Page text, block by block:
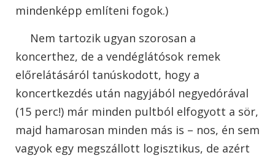
mindenképp említeni fogok.)
Nem tartozik ugyan szorosan a
koncerthez, de a vendéglátósok remek
előrelátásáról tanúskodott, hogy a
koncertkezdés után nagyjából negyedórával
(15 perc!) már minden pultból elfogyott a sör,
majd hamarosan minden más is – nos, én sem
vagyok egy megszállott logisztikus, de azért